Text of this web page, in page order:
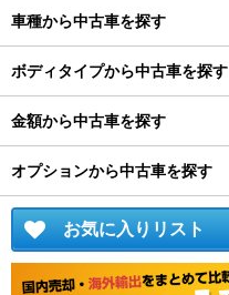
車種から中古車を探す
ボディタイプから中古車を探す
金額から中古車を探す
オプションから中古車を探す
お気に入りリスト